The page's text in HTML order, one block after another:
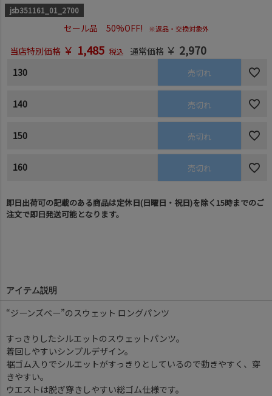
jsb351161_01_2700
セール品 50%OFF! ※返品・交換対象外
当店特別価格 ￥ 1,485 税込 通常価格 ￥ 2,970
130 売切れ
140 売切れ
150 売切れ
160 売切れ
即日出荷可の記載のある商品は定休日(日曜日・祝日)を除く15時までのご
注文で即日発送可能となります。
アイテム説明
“ジーンズベー”のスウェット ロングパンツ
すっきりしたシルエットのスウェットパンツ。
着回しやすいシンプルデザイン。
裾ゴム入りでシルエットがすっきりとしているので動きやすく、穿
きやすい。
ウエストは脱ぎ穿きしやすい総ゴム仕様です。